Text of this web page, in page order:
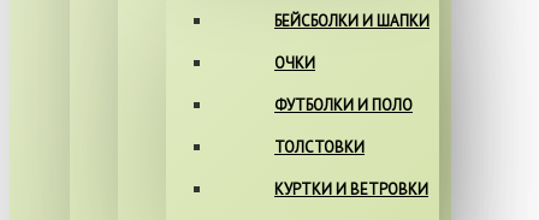
БЕЙСБОЛКИ И ШАПКИ
ОЧКИ
ФУТБОЛКИ И ПОЛО
ТОЛСТОВКИ
КУРТКИ И ВЕТРОВКИ